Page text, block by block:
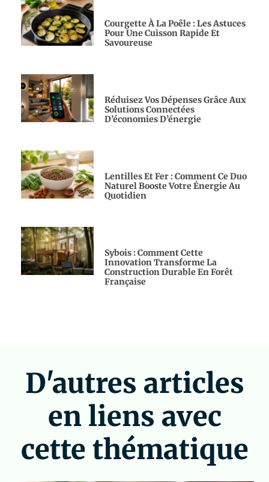
Courgette À La Poêle : Les Astuces
Pour Une Cuisson Rapide Et
Savoureuse
Réduisez Vos Dépenses Grâce Aux
Solutions Connectées
D’économies D’énergie
Lentilles Et Fer : Comment Ce Duo
Naturel Booste Votre Énergie Au
Quotidien
Sybois : Comment Cette
Innovation Transforme La
Construction Durable En Forêt
Française
D'autres articles
en liens avec
cette thématique